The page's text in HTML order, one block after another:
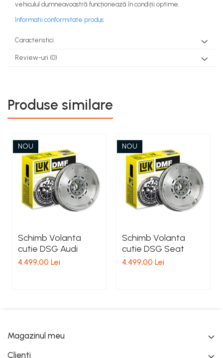
vehiculul dumneavoastră funcționează în condiții optime.
Informatii conformitate produs
Caracteristici
Review-uri (0)
Produse similare
NOU
Schimb Volanta
cutie DSG Audi
4.499,00 Lei
NOU
Schimb Volanta
cutie DSG Seat
4.499,00 Lei
Magazinul meu
Clienti